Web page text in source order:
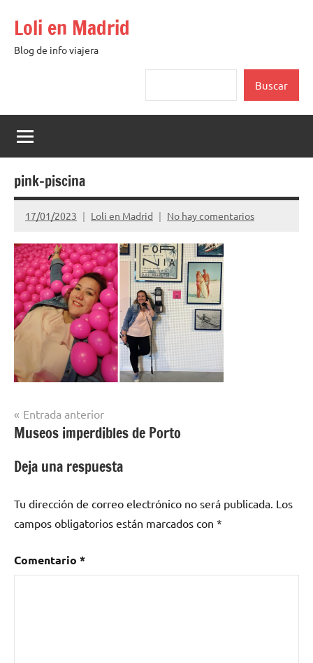
contenido
Loli en Madrid
Blog de info viajera
Buscar
pink-piscina
17/01/2023 Loli en Madrid No hay comentarios
Navegación
de
entradas
Entrada anterior
Museos imperdibles de Porto
Deja una respuesta
Tu dirección de correo electrónico no será publicada. Los
campos obligatorios están marcados con *
Comentario *